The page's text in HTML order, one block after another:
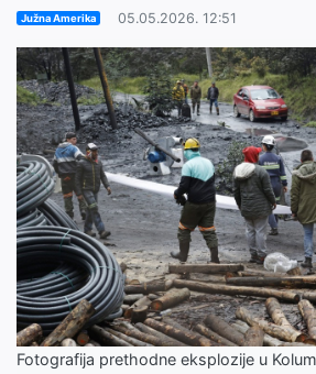
Južna Amerika 05.05.2026. 12:51
Fotografija prethodne eksplozije u